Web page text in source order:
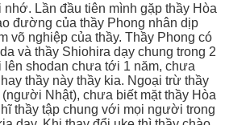
Lần đầu tiên mình gặp thầy Hòa
đường của thầy Phong nhân dịp
võ nghiệp của thầy. Thầy Phong có
và thầy Shiohira dạy chung trong 2
lên shodan chưa tới 1 năm, chưa
thầy này thầy kia. Ngoại trừ thầy
Nhật), chưa biết mặt thầy Hòa
thầy tập chung với mọi người trong